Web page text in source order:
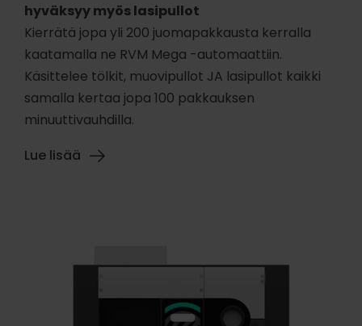
hyväksyy myös lasipullot
Kierrätä jopa yli 200 juomapakkausta kerralla
kaatamalla ne RVM Mega -automaattiin.
Käsittelee tölkit, muovipullot JA lasipullot kaikki
samalla kertaa jopa 100 pakkauksen
minuuttivauhdilla.
Lue lisää